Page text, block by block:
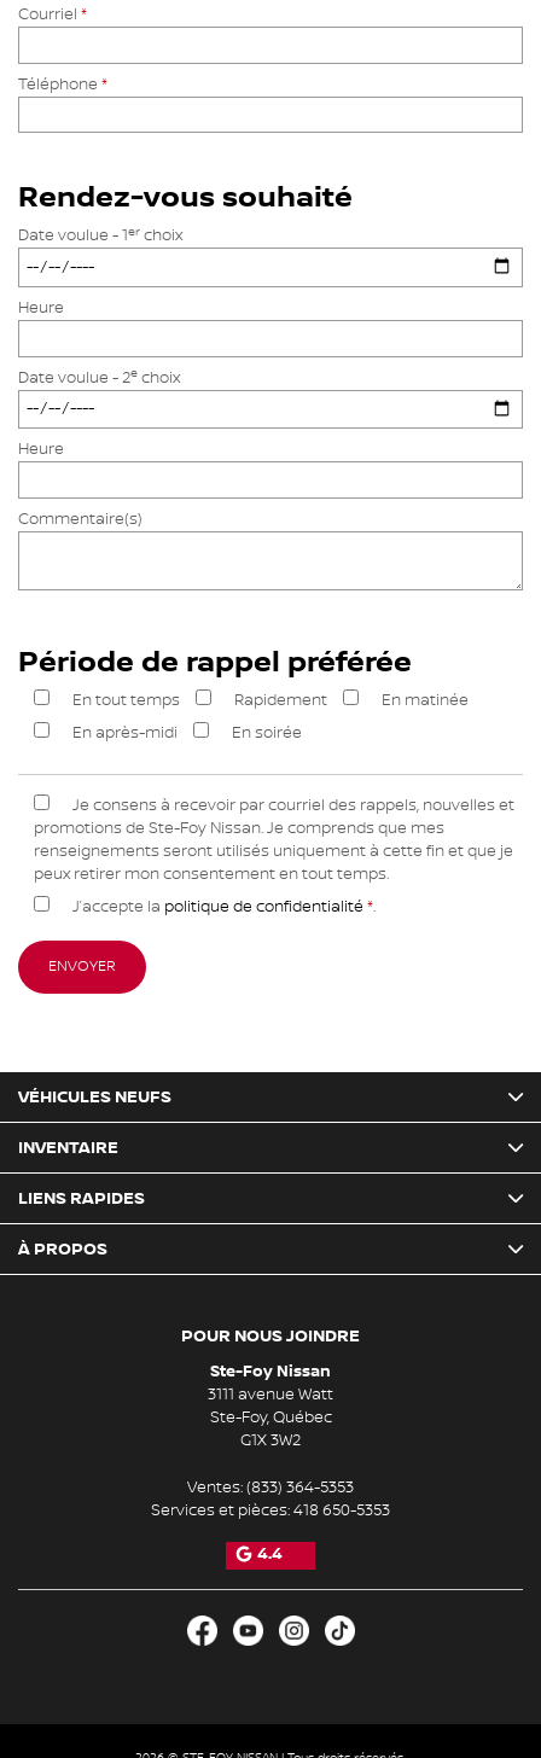
Courriel *
Téléphone *
Rendez-vous souhaité
Date voulue - 1er choix
Heure
Date voulue - 2e choix
Heure
Commentaire(s)
Période de rappel préférée
En tout temps Rapidement
En matinée
En après-midi
En soirée
Je consens à recevoir par courriel des rappels, nouvelles et
promotions de Ste-Foy Nissan. Je comprends que mes
renseignements seront utilisés uniquement à cette fin et que je
peux retirer mon consentement en tout temps.
J’accepte la politique de confidentialité *.
POUR NOUS JOINDRE
Ste-Foy Nissan
3111 avenue Watt
Ste-Foy,Québec
G1X 3W2
Ventes:(833) 364-5353
Services et pièces:418 650-5353
4.4
VÉHICULES NEUFS
INVENTAIRE
LIENS RAPIDES
À PROPOS